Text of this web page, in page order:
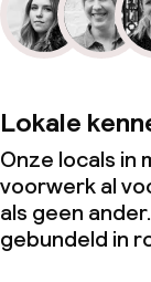
Lokale
Onze locals in
voorwerk al
als geen
gebundeld in